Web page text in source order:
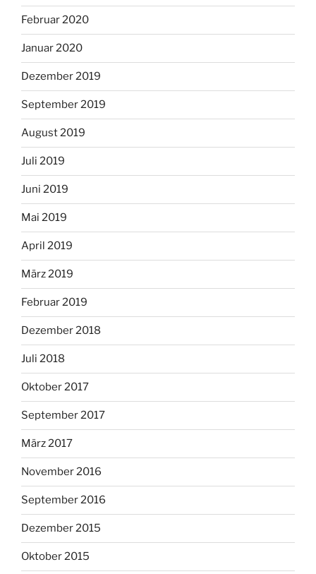
Februar 2020
Januar 2020
Dezember 2019
September 2019
August 2019
Juli 2019
Juni 2019
Mai 2019
April 2019
März 2019
Februar 2019
Dezember 2018
Juli 2018
Oktober 2017
September 2017
März 2017
November 2016
September 2016
Dezember 2015
Oktober 2015